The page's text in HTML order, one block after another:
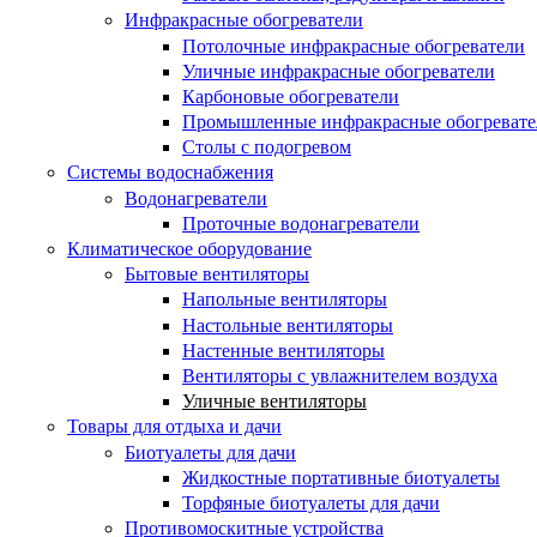
Инфракрасные обогреватели
Потолочные инфракрасные обогреватели
Уличные инфракрасные обогреватели
Карбоновые обогреватели
Промышленные инфракрасные
Столы с подогревом
Системы водоснабжения
Водонагреватели
Проточные водонагреватели
Климатическое оборудование
Бытовые вентиляторы
Напольные вентиляторы
Настольные вентиляторы
Настенные вентиляторы
Вентиляторы с увлажнителем воздуха
Уличные вентиляторы
Товары для отдыха и дачи
Биотуалеты для дачи
Жидкостные портативные биотуалеты
Торфяные биотуалеты для дачи
Противомоскитные устройства